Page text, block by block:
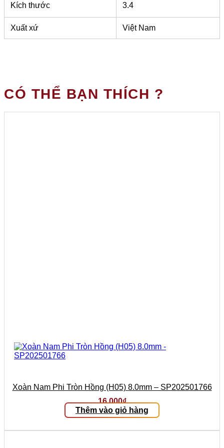
Kích thước 3.4
Xuất xứ Việt Nam
CÓ THỂ BẠN THÍCH ?
Xoàn Nam Phi Tròn Hồng (H05) 8.0mm – SP202501766
16.000₫
Thêm vào giỏ hàng